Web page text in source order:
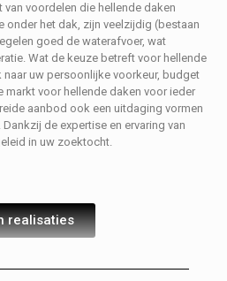
voordelen die hellende daken
onder het dak, zijn veelzijdig (bestaan
goed de waterafvoer, wat
Wat de keuze betreft voor hellende
uw persoonlijke voorkeur, budget
markt voor hellende daken voor ieder
aanbod ook een uitdaging vormen
de expertise en ervaring van
in uw zoektocht.
realisaties